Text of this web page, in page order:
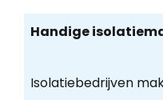
Handige
Isolatiebedrijven